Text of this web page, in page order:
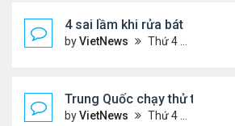
4 sai lầm khi rửa bát
byVietNews Thứ 4 Tháng 8 10, 2022 3:02 pm
Trung Quốc chạy thử tàu
byVietNews Thứ 4 Tháng 8 10, 2022 3:01 pm